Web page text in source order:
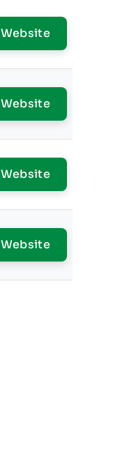
Website
Website
Website
Website